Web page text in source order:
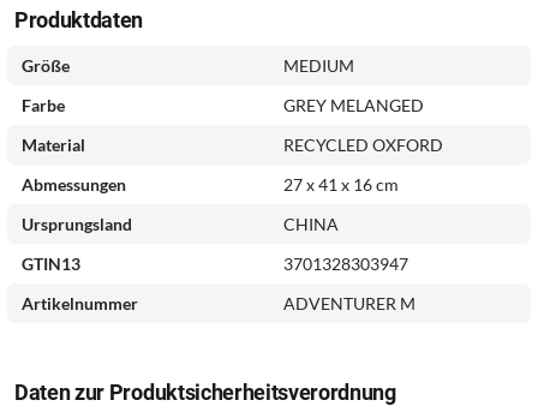
geliefert.
Produktdaten
Größe
MEDIUM
Farbe
GREY MELANGED
Material
RECYCLED OXFORD
Abmessungen
27 x 41 x 16 cm
Ursprungsland
CHINA
GTIN13
3701328303947
Artikelnummer
ADVENTURER M
Daten zur Produktsicherheitsverordnung